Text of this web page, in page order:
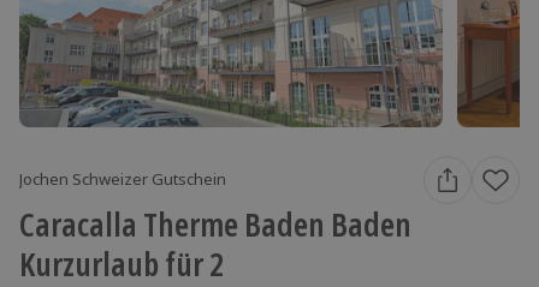
Jochen Schweizer Gutschein
Caracalla Therme Baden Baden
Kurzurlaub für 2